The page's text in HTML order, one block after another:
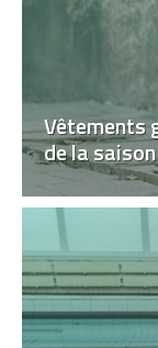
Vêtements
de la saison